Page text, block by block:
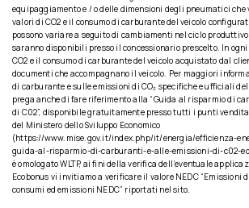
equipaggiamento e / o delle dimensioni degli pneumatici che
valori di CO2 e il consumo di carburante del veicolo
possono variare a seguito di cambiamenti nel ciclo
saranno disponibili presso il concessionario prescelto. In
CO2 e il consumo di carburante del veicolo acquistato dal
documenti che accompagnano il veicolo. Per maggiori
di carburante e sulle emissioni di CO₂ specifiche e ufficiali
prega anche di fare riferimento alla “Guida al risparmio di
di C02”, disponibile gratuitamente presso tutti i punti
del Ministero dello Sviluppo Economico
(https://www.mise.gov.it/index.php/it/energia/efficienza-
guida-al-risparmio-di-carburanti-e-alle-emissioni-di-c02-
è omologato WLTP, ai fini della verifica dell’eventuale
Ecobonus vi invitiamo a verificare il valore NEDC “Emissioni di
consumi ed emissioni NEDC” riportati nel sito.